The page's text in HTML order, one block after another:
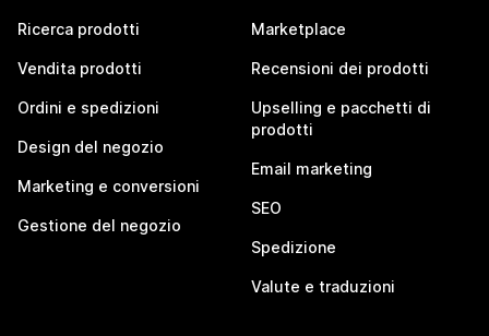
Ricerca prodotti
Vendita prodotti
Ordini e spedizioni
Design del negozio
Marketing e conversioni
Gestione del negozio
Marketplace
Recensioni dei prodotti
Upselling e pacchetti di
prodotti
Email marketing
SEO
Spedizione
Valute e traduzioni